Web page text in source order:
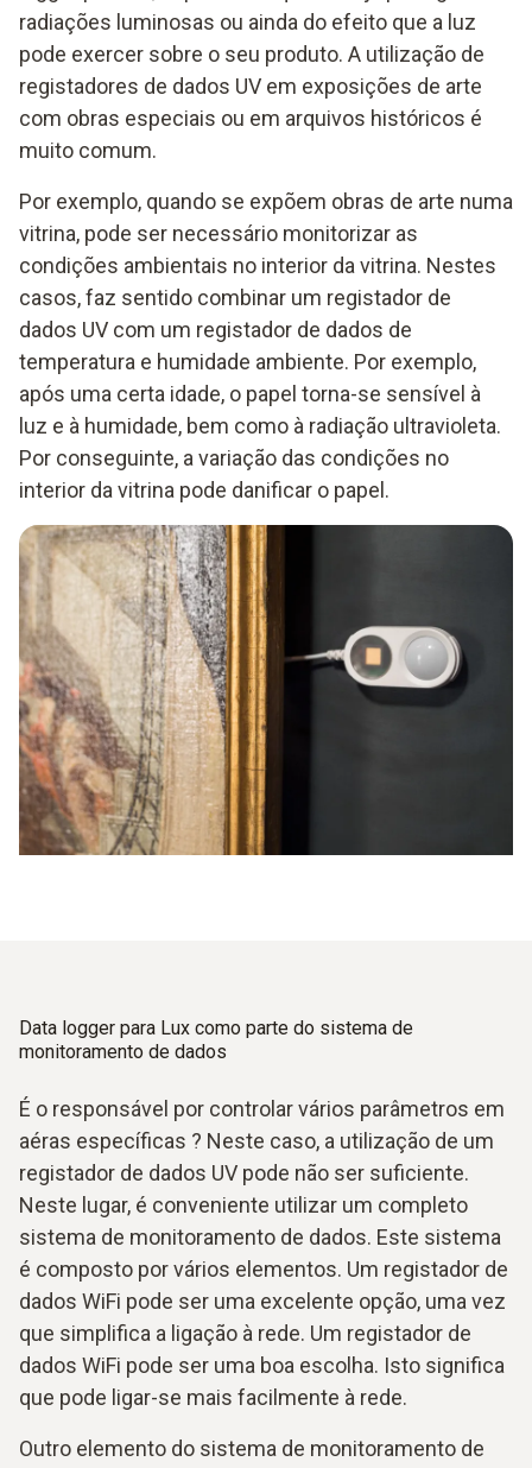
radiações luminosas ou ainda do efeito que a luz
pode exercer sobre o seu produto. A utilização de
registadores de dados UV em exposições de arte
com obras especiais ou em arquivos históricos é
muito comum.
Por exemplo, quando se expõem obras de arte numa
vitrina, pode ser necessário monitorizar as
condições ambientais no interior da vitrina. Nestes
casos, faz sentido combinar um registador de
dados UV com um registador de dados de
temperatura e humidade ambiente. Por exemplo,
após uma certa idade, o papel torna-se sensível à
luz e à humidade, bem como à radiação ultravioleta.
Por conseguinte, a variação das condições no
interior da vitrina pode danificar o papel.
Data logger para Lux como parte do sistema de
monitoramento de dados
É o responsável por controlar vários parâmetros em
aéras específicas ? Neste caso, a utilização de um
registador de dados UV pode não ser suficiente.
Neste lugar, é conveniente utilizar um completo
sistema de monitoramento de dados. Este sistema
é composto por vários elementos. Um registador de
dados WiFi pode ser uma excelente opção, uma vez
que simplifica a ligação à rede. Um registador de
dados WiFi pode ser uma boa escolha. Isto significa
que pode ligar-se mais facilmente à rede.
Outro elemento do sistema de monitoramento de